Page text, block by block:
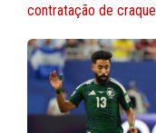
contratação de